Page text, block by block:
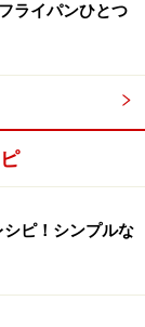
ス。
の半量をいれ
ライパンひとつ
ピ！シンプルな